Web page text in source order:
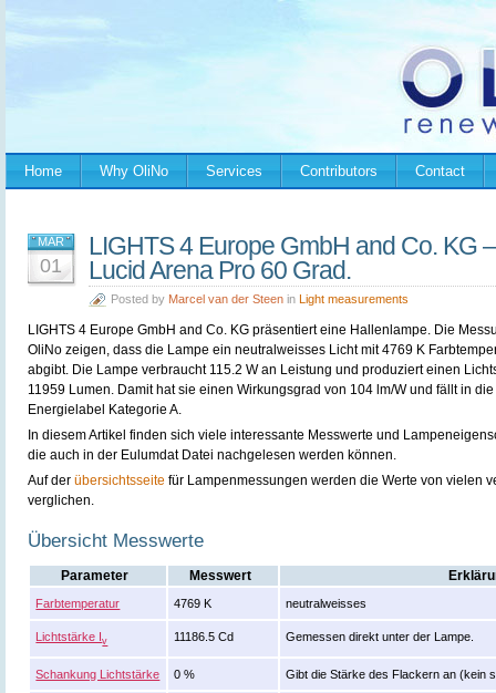
Home Why OliNo Services Contributors Contact
MAR
01
LIGHTS 4 Europe GmbH and Co. KG
Lucid Arena Pro 60 Grad.
Posted by Marcel van der Steen in Light measurements
LIGHTS 4 Europe GmbH and Co. KG präsentiert eine Hallenlampe. Die
OliNo zeigen, dass die Lampe ein neutralweisses Licht mit 4769 K
abgibt. Die Lampe verbraucht 115.2 W an Leistung und produziert einen
11959 Lumen. Damit hat sie einen Wirkungsgrad von 104 lm/W und fällt in die
Energielabel Kategorie A.
In diesem Artikel finden sich viele interessante Messwerte und
die auch in der Eulumdat Datei nachgelesen werden können.
Auf der übersichtsseite für Lampenmessungen werden die Werte von vielen
verglichen.
Übersicht Messwerte
Parameter Messwert
Farbtemperatur 4769 K neutralweisses
Lichtstärke Iv 11186.5 Cd Gemessen direkt unter der Lampe.
Schankung Lichtstärke 0 % Gibt die Stärke des Flackern an (kein